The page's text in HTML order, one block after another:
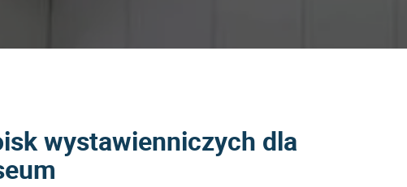
wystawienniczych dla